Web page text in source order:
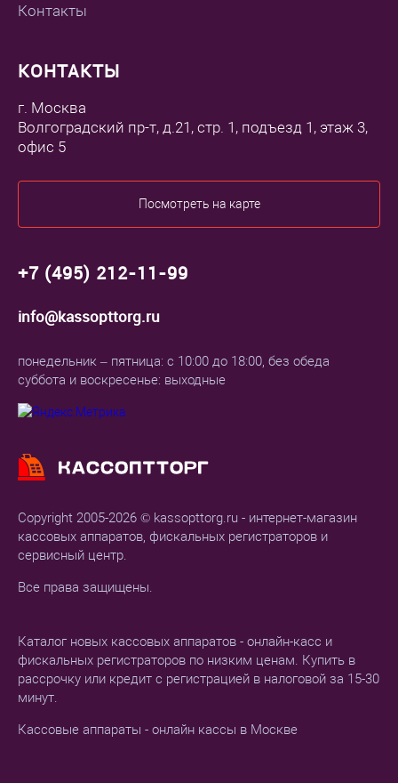
Контакты
Copyright 2005-2026 © kassopttorg.ru - интернет-магазин
кассовых аппаратов, фискальных регистраторов и
сервисный центр.
Все права защищены.
Каталог новых кассовых аппаратов - онлайн-касс и
фискальных регистраторов по низким ценам. Купить в
рассрочку или кредит с регистрацией в налоговой за 15-30
минут.
Кассовые аппараты - онлайн кассы в Москве
КОНТАКТЫ
г. Москва
Волгоградский пр-т, д.21, стр. 1, подъезд 1, этаж 3,
офис 5
Посмотреть на карте
+7 (495) 212-11-99
info@kassopttorg.ru
понедельник – пятница: с 10:00 до 18:00, без обеда
суббота и воскресенье: выходные